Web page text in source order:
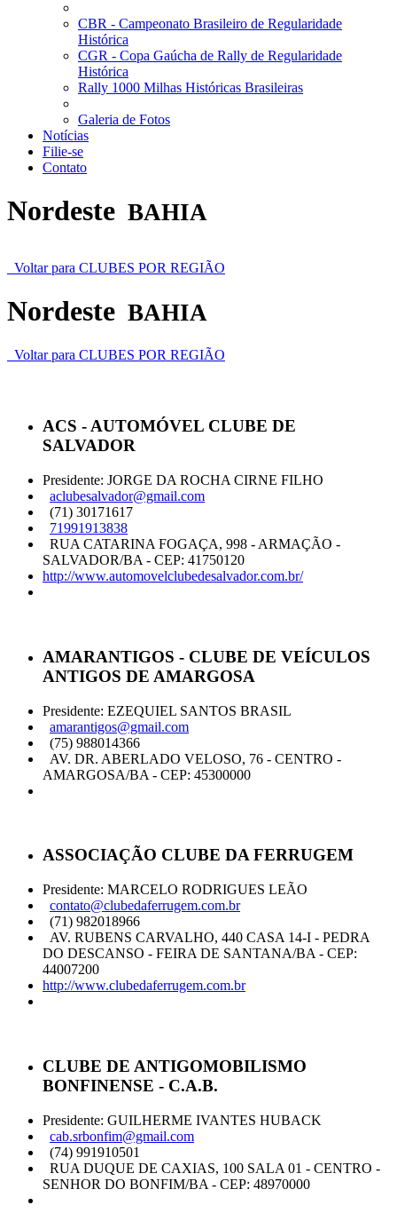
CBR - Campeonato Brasileiro de Regularidade
Histórica
CGR - Copa Gaúcha de Rally de Regularidade
Histórica
Rally 1000 Milhas Históricas Brasileiras
Galeria de Fotos
Notícias
Filie-se
Contato
Nordeste BAHIA
Voltar para CLUBES POR REGIÃO
Nordeste BAHIA
Voltar para CLUBES POR REGIÃO
ACS - AUTOMÓVEL CLUBE DE
SALVADOR
Presidente: JORGE DA ROCHA CIRNE FILHO
aclubesalvador@gmail.com
(71) 30171617
71991913838
RUA CATARINA FOGAÇA, 998 - ARMAÇÃO -
SALVADOR/BA - CEP: 41750120
http://www.automovelclubedesalvador.com.br/
AMARANTIGOS - CLUBE DE VEÍCULOS
ANTIGOS DE AMARGOSA
Presidente: EZEQUIEL SANTOS BRASIL
amarantigos@gmail.com
(75) 988014366
AV. DR. ABERLADO VELOSO, 76 - CENTRO -
AMARGOSA/BA - CEP: 45300000
ASSOCIAÇÃO CLUBE DA FERRUGEM
Presidente: MARCELO RODRIGUES LEÃO
contato@clubedaferrugem.com.br
(71) 982018966
AV. RUBENS CARVALHO, 440 CASA 14-I - PEDRA
DO DESCANSO - FEIRA DE SANTANA/BA - CEP:
44007200
http://www.clubedaferrugem.com.br
CLUBE DE ANTIGOMOBILISMO
BONFINENSE - C.A.B.
Presidente: GUILHERME IVANTES HUBACK
cab.srbonfim@gmail.com
(74) 991910501
RUA DUQUE DE CAXIAS, 100 SALA 01 - CENTRO -
SENHOR DO BONFIM/BA - CEP: 48970000